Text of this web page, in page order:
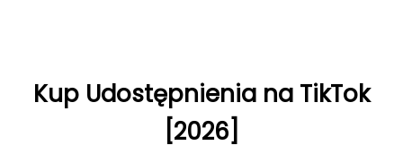
Kup Udostępnienia na TikTok
[2026]